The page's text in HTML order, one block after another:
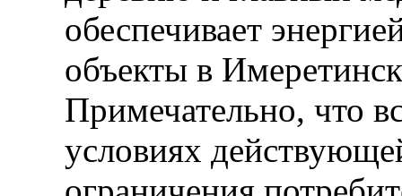
обеспечивает
объекты в
Примечательно, что
условиях